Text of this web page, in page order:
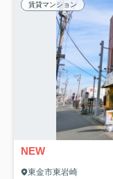
賃貸マンション
NEW
東金市東岩崎